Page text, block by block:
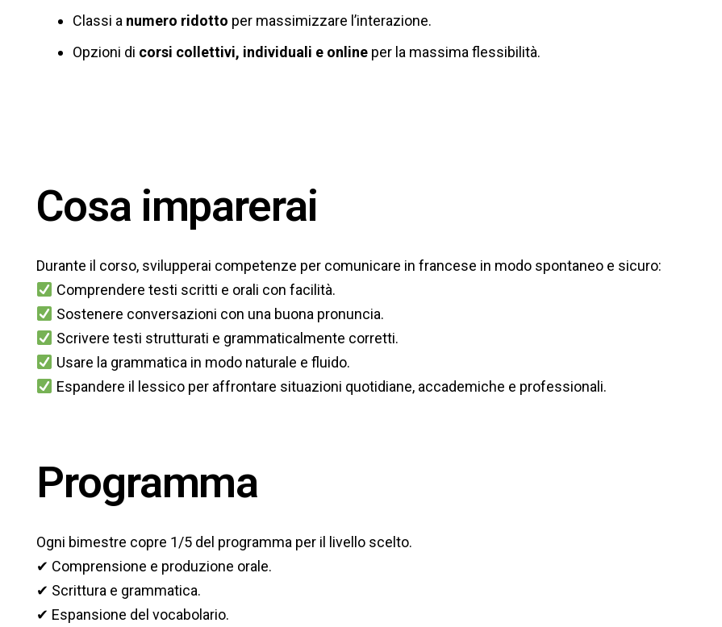
Classi a numero ridotto per massimizzare l’interazione.
Opzioni di corsi collettivi, individuali e online per la massima flessibilità.
Cosa imparerai
Durante il corso, svilupperai competenze per comunicare in francese in modo spontaneo e sicuro:
Comprendere testi scritti e orali con facilità.
Sostenere conversazioni con una buona pronuncia.
Scrivere testi strutturati e grammaticalmente corretti.
Usare la grammatica in modo naturale e fluido.
Espandere il lessico per affrontare situazioni quotidiane, accademiche e professionali.
Programma
Ogni bimestre copre 1/5 del programma per il livello scelto.
✔ Comprensione e produzione orale.
✔ Scrittura e grammatica.
✔ Espansione del vocabolario.